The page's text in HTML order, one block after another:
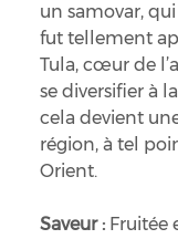
un samovar,
fut tellement
Tula, cœur de
se diversifier à
cela devient
région, à tel
Orient.
Saveur :Fruitée